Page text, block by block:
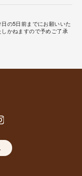
の5日前までにお願いいた
かねますので予めご了承